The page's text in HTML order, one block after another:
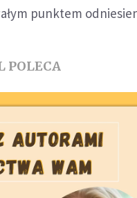
punktem
POLECA